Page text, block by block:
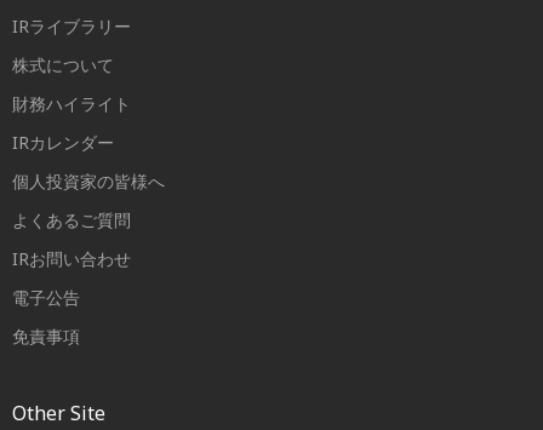
IRライブラリー
株式について
財務ハイライト
IRカレンダー
個人投資家の皆様へ
よくあるご質問
IRお問い合わせ
電子公告
免責事項
Other Site